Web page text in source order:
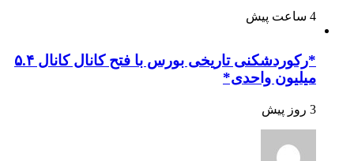
4 ساعت پیش
*رکوردشکنی تاریخی بورس با فتح کانال کانال ۵.۴
میلیون واحدی*
3 روز پیش